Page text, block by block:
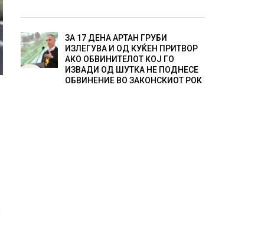
ЗА 17 ДЕНА АРТАН ГРУБИ
ИЗЛЕГУВА И ОД КУЌЕН ПРИТВОР
АКО ОБВИНИТЕЛОТ КОЈ ГО
ИЗВАДИ ОД ШУТКА НЕ ПОДНЕСЕ
ОБВИНЕНИЕ ВО ЗАКОНСКИОТ РОК